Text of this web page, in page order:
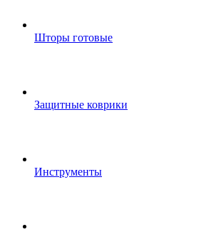
Шторы готовые
Защитные коврики
Инструменты